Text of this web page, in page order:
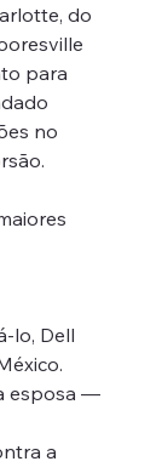
do
para
no
lo, Dell
esposa —
a